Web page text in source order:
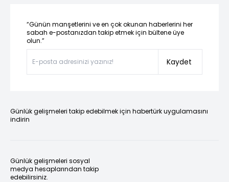
“Günün manşetlerini ve en çok okunan haberlerini her
sabah e-postanızdan takip etmek için bültene üye
olun.”
Kaydet
Günlük gelişmeleri takip edebilmek için habertürk uygulamasını
indirin
Günlük gelişmeleri sosyal
medya hesaplarından takip
edebilirsiniz.